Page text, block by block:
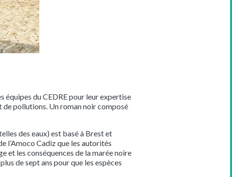
équipes du CEDRE pour leur expertise
de pollutions. Un roman noir composé
des eaux) est basé à Brest et
l’Amoco Cadiz que les autorités
et les conséquences de la marée noire
de sept ans pour que les espèces